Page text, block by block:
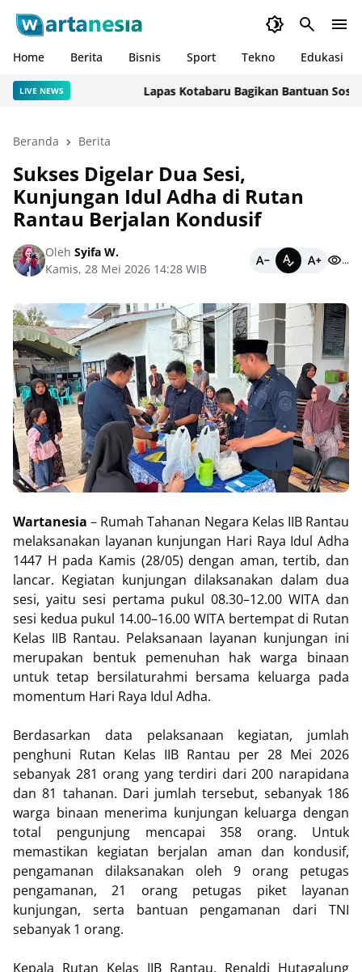
Home Berita Bisnis Sport Tekno Edukasi
LIVE NEWS Lapas Kotabaru Bagikan Bantuan Sosial
Beranda Berita
Sukses Digelar Dua Sesi,
Kunjungan Idul Adha di Rutan
Rantau Berjalan Kondusif
Oleh Syifa W.
Kamis, 28 Mei 2026 14:28 WIB
...
Wartanesia – Rumah Tahanan Negara Kelas IIB Rantau
melaksanakan layanan kunjungan Hari Raya Idul Adha
1447 H pada Kamis (28/05) dengan aman, tertib, dan
lancar. Kegiatan kunjungan dilaksanakan dalam dua
sesi, yaitu sesi pertama pukul 08.30–12.00 WITA dan
sesi kedua pukul 14.00–16.00 WITA bertempat di Rutan
Kelas IIB Rantau. Pelaksanaan layanan kunjungan ini
merupakan bentuk pemenuhan hak warga binaan
untuk tetap bersilaturahmi bersama keluarga pada
momentum Hari Raya Idul Adha.
Berdasarkan data pelaksanaan kegiatan, jumlah
penghuni Rutan Kelas IIB Rantau per 28 Mei 2026
sebanyak 281 orang yang terdiri dari 200 narapidana
dan 81 tahanan. Dari jumlah tersebut, sebanyak 186
warga binaan menerima kunjungan keluarga dengan
total pengunjung mencapai 358 orang. Untuk
memastikan kegiatan berjalan aman dan kondusif,
pengamanan dilaksanakan oleh 9 orang petugas
pengamanan, 21 orang petugas piket layanan
kunjungan, serta bantuan pengamanan dari TNI
sebanyak 1 orang.
Kepala Rutan Kelas IIB Rantau, Renaldi Hutagalung